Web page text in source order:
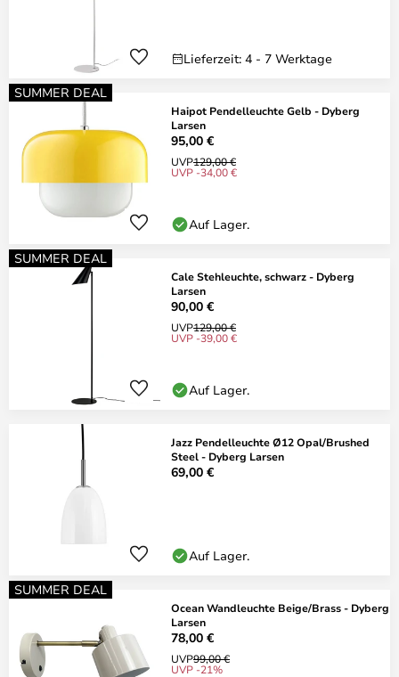
Lieferzeit: 4 - 7 Werktage
SUMMER DEAL
Haipot Pendelleuchte Gelb - Dyberg
Larsen
95,00 €
UVP129,00 €
UVP -34,00 €
Auf Lager.
SUMMER DEAL
Cale Stehleuchte, schwarz - Dyberg
Larsen
90,00 €
UVP129,00 €
UVP -39,00 €
Auf Lager.
Jazz Pendelleuchte Ø12 Opal/Brushed
Steel - Dyberg Larsen
69,00 €
Auf Lager.
SUMMER DEAL
Ocean Wandleuchte Beige/Brass - Dyberg
Larsen
78,00 €
UVP99,00 €
UVP -21%